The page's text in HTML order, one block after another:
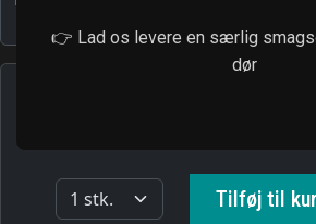
👉 Lad os levere en særlig
dør